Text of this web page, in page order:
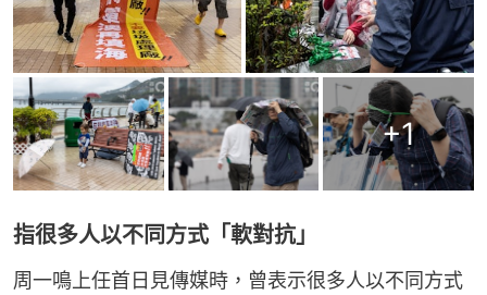
+1
指很多人以不同方式「軟對抗」
周一鳴上任首日見傳媒時，曾表示很多人以不同方式